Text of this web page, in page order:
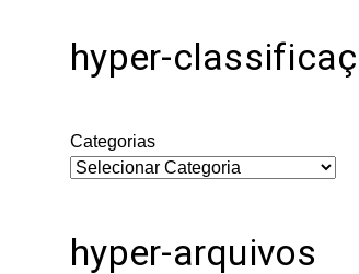
hyper-
Categorias
hyper-arquivos